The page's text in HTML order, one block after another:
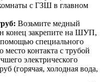
с ГЗШ в главном
Возьмите медный
конец закрепите на ШУП,
помощью специального
место контакта с трубой
электрического
(горячая, холодная вода,